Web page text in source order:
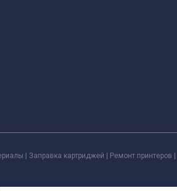
| Заправка картриджей | Ремонт